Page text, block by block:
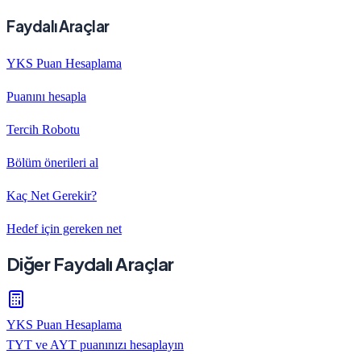
Faydalı Araçlar
YKS Puan Hesaplama
Puanını hesapla
Tercih Robotu
Bölüm önerileri al
Kaç Net Gerekir?
Hedef için gereken net
Diğer Faydalı Araçlar
YKS Puan Hesaplama
TYT ve AYT puanınızı hesaplayın